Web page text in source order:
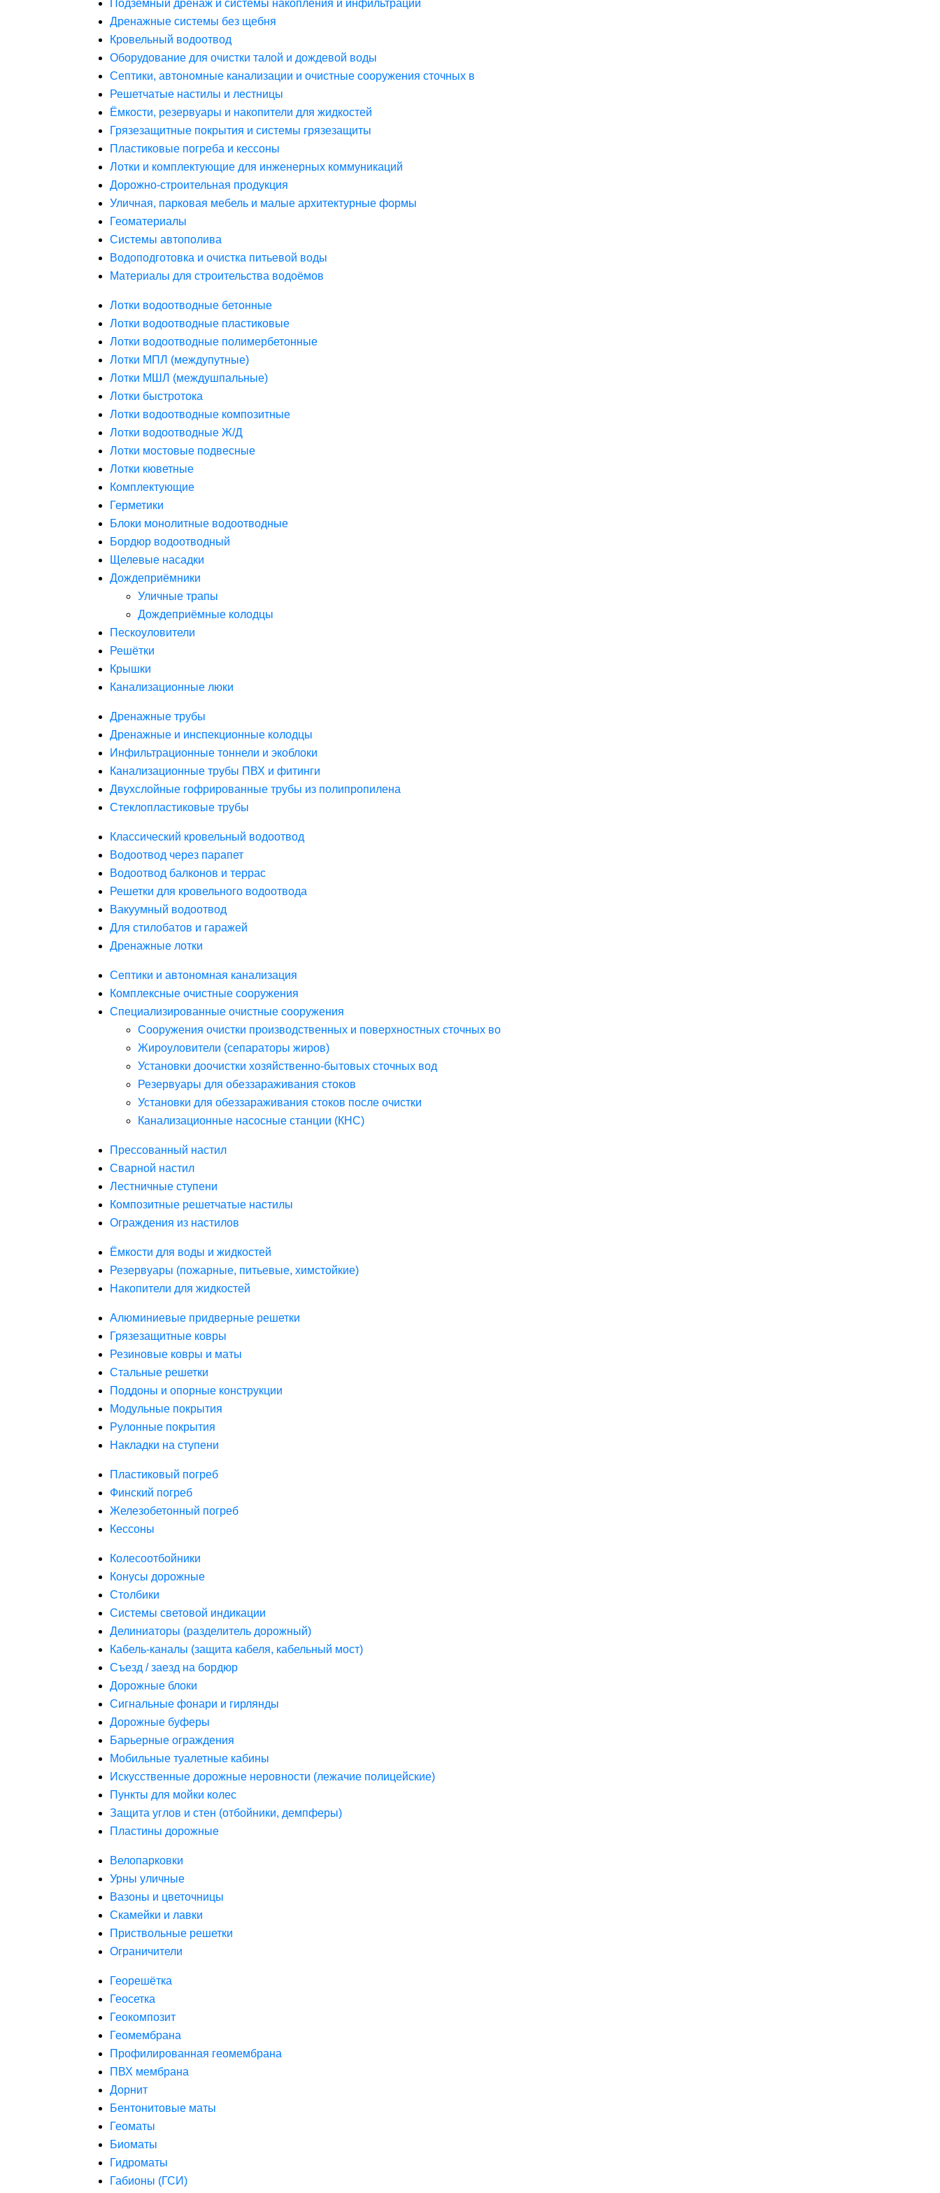
Подземный дренаж и системы накопления и инфильтрации
Дренажные системы без щебня
Кровельный водоотвод
Оборудование для очистки талой и дождевой воды
Септики, автономные канализации и очистные сооружения сточных в
Решетчатые настилы и лестницы
Ёмкости, резервуары и накопители для жидкостей
Грязезащитные покрытия и системы грязезащиты
Пластиковые погреба и кессоны
Лотки и комплектующие для инженерных коммуникаций
Дорожно-строительная продукция
Уличная, парковая мебель и малые архитектурные формы
Геоматериалы
Системы автополива
Водоподготовка и очистка питьевой воды
Материалы для строительства водоёмов
Лотки водоотводные бетонные
Лотки водоотводные пластиковые
Лотки водоотводные полимербетонные
Лотки МПЛ (междупутные)
Лотки МШЛ (междушпальные)
Лотки быстротока
Лотки водоотводные композитные
Лотки водоотводные Ж/Д
Лотки мостовые подвесные
Лотки кюветные
Комплектующие
Герметики
Блоки монолитные водоотводные
Бордюр водоотводный
Щелевые насадки
Дождеприёмники
Уличные трапы
Дождеприёмные колодцы
Пескоуловители
Решётки
Крышки
Канализационные люки
Дренажные трубы
Дренажные и инспекционные колодцы
Инфильтрационные тоннели и экоблоки
Канализационные трубы ПВХ и фитинги
Двухслойные гофрированные трубы из полипропилена
Стеклопластиковые трубы
Классический кровельный водоотвод
Водоотвод через парапет
Водоотвод балконов и террас
Решетки для кровельного водоотвода
Вакуумный водоотвод
Для стилобатов и гаражей
Дренажные лотки
Септики и автономная канализация
Комплексные очистные сооружения
Специализированные очистные сооружения
Сооружения очистки производственных и поверхностных сточных во
Жироуловители (сепараторы жиров)
Установки доочистки хозяйственно-бытовых сточных вод
Резервуары для обеззараживания стоков
Установки для обеззараживания стоков после очистки
Канализационные насосные станции (КНС)
Прессованный настил
Сварной настил
Лестничные ступени
Композитные решетчатые настилы
Ограждения из настилов
Ёмкости для воды и жидкостей
Резервуары (пожарные, питьевые, химстойкие)
Накопители для жидкостей
Алюминиевые придверные решетки
Грязезащитные ковры
Резиновые ковры и маты
Стальные решетки
Поддоны и опорные конструкции
Модульные покрытия
Рулонные покрытия
Накладки на ступени
Пластиковый погреб
Финский погреб
Железобетонный погреб
Кессоны
Колесоотбойники
Конусы дорожные
Столбики
Системы световой индикации
Делиниаторы (разделитель дорожный)
Кабель-каналы (защита кабеля, кабельный мост)
Съезд / заезд на бордюр
Дорожные блоки
Сигнальные фонари и гирлянды
Дорожные буферы
Барьерные ограждения
Мобильные туалетные кабины
Искусственные дорожные неровности (лежачие полицейские)
Пункты для мойки колес
Защита углов и стен (отбойники, демпферы)
Пластины дорожные
Велопарковки
Урны уличные
Вазоны и цветочницы
Скамейки и лавки
Приствольные решетки
Ограничители
Георешётка
Геосетка
Геокомпозит
Геомембрана
Профилированная геомембрана
ПВХ мембрана
Дорнит
Бентонитовые маты
Геоматы
Биоматы
Гидроматы
Габионы (ГСИ)